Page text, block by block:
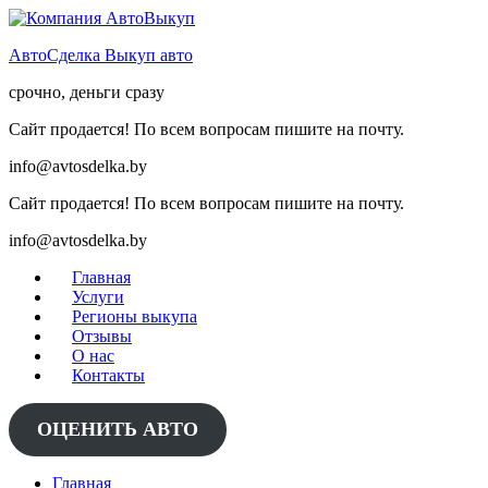
Skip
content
АвтоСделка Выкуп авто
срочно, деньги сразу
Сайт продается! По всем вопросам пишите на почту.
info@avtosdelka.by
Сайт продается! По всем вопросам пишите на почту.
info@avtosdelka.by
Главная
Услуги
Регионы выкупа
Отзывы
О нас
Контакты
ОЦЕНИТЬ АВТО
Главная